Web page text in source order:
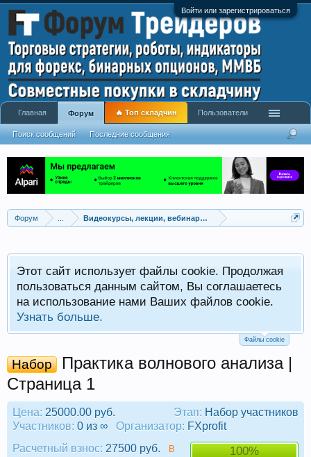
Войти или зарегистрироваться
Форум Видеокурсы, лекции, вебинары, учебный материал
Этот сайт использует файлы cookie. Продолжая
пользоваться данным сайтом, Вы соглашаетесь
на использование нами Ваших файлов cookie.
Узнать больше.
Файлы cookie
Набор
Практика волнового анализа |
Страница 1
Этап: Набор участников
Цена: 25000.00 руб.
Участников: 0 из ∞ Организатор: FXprofit
100%
Расчетный взнос: 27500 руб.
В
Главная Форум
Поиск сообщений Последние сообщения
🔥 Топ складчин Пользователи